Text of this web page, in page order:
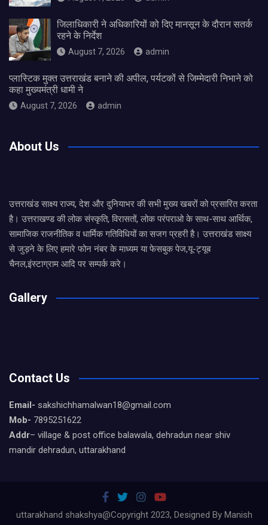
जिलाधिकारी ने अधिकारियों को दिए मानसून के दौरान सतर्क
रहने के निर्देश
August 7, 2026 admin
प्लास्टिक मुक्त उत्तराखंड बनाने की अपील, पर्यटकों से जिम्मेदारी निभाने को
कहा मुख्यमंत्री धामी ने
August 7, 2026 admin
About Us
उत्तराखंड साक्ष्य राज्य, देश और दुनियाभर की सभी मुख्य खबरों को प्रसारित करता
है। उत्तराखण्ड की लोक संस्कृति, विरासतों, लोक परंपराओ के साथ-साथ आर्थिक,
सामाजिक राजनीतिक व धार्मिक गतिविधियों का सजग प्रहरी है। उत्तराखंड साक्ष्य
से जुड़ने के लिए हमारे फोन नंबर के माध्यम या फेसबुक पेज,यू-ट्यूब
चैनल,इंस्टाग्राम आदि पर सम्पर्क करे।
Gallery
Contact Us
Email- sakshichhamalwan18@gmail.com
Mob- 7895251622
Addr– village & post office balawala, dehradun near shiv
mandir dehradun, uttarakhand
uttarakhand shakshya@Copyright 2023, Designed By Manish